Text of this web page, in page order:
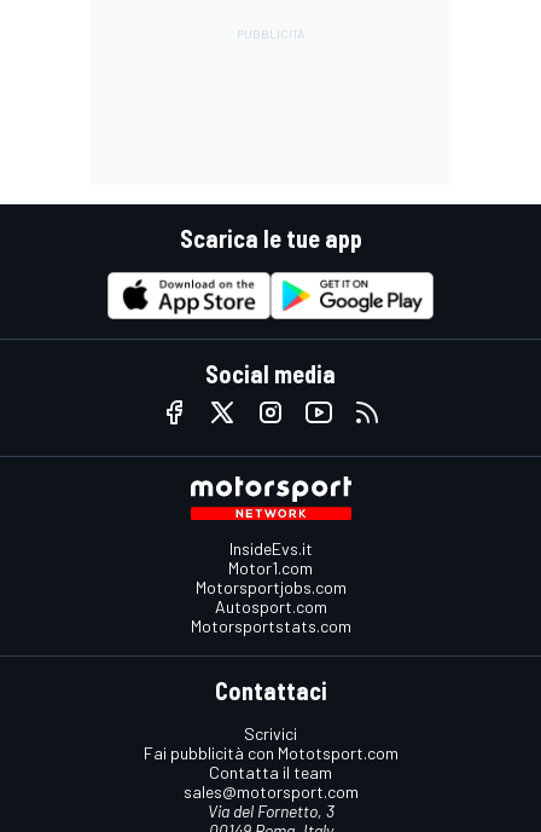
Scarica le tue app
Social media
InsideEvs.it
Motor1.com
Motorsportjobs.com
Autosport.com
Motorsportstats.com
Contattaci
Scrivici
Fai pubblicità con Mototsport.com
Contatta il team
sales@motorsport.com
Via del Fornetto, 3